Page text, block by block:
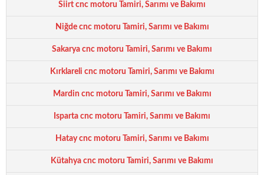
Siirt cnc motoru Tamiri, Sarımı ve Bakımı
Niğde cnc motoru Tamiri, Sarımı ve Bakımı
Sakarya cnc motoru Tamiri, Sarımı ve Bakımı
Kırklareli cnc motoru Tamiri, Sarımı ve Bakımı
Mardin cnc motoru Tamiri, Sarımı ve Bakımı
Isparta cnc motoru Tamiri, Sarımı ve Bakımı
Hatay cnc motoru Tamiri, Sarımı ve Bakımı
Kütahya cnc motoru Tamiri, Sarımı ve Bakımı